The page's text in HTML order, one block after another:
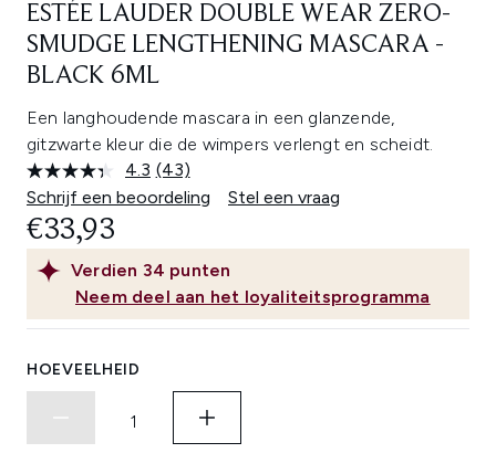
ESTÉE LAUDER DOUBLE WEAR ZERO-
SMUDGE LENGTHENING MASCARA -
BLACK 6ML
Een langhoudende mascara in een glanzende,
gitzwarte kleur die de wimpers verlengt en scheidt.
4.3 Lees
43
beoordelingen.
paginalink.
(43)
Schrijf een beoordeling
Stel een vraag
Verdien 34 punten
Neem deel aan het loyaliteitsprogramma
€33,93
HOEVEELHEID